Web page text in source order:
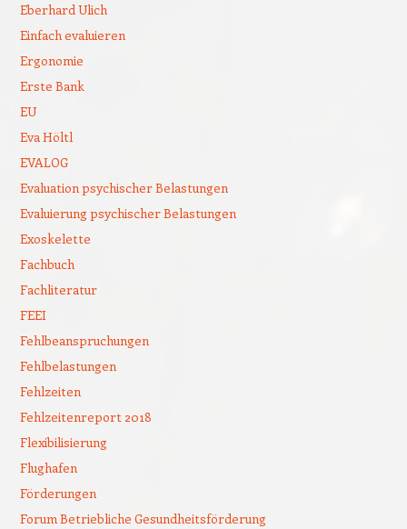
Eberhard Ulich
Einfach evaluieren
Ergonomie
Erste Bank
EU
Eva Höltl
EVALOG
Evaluation psychischer Belastungen
Evaluierung psychischer Belastungen
Exoskelette
Fachbuch
Fachliteratur
FEEI
Fehlbeanspruchungen
Fehlbelastungen
Fehlzeiten
Fehlzeitenreport 2018
Flexibilisierung
Flughafen
Förderungen
Forum Betriebliche Gesundheitsförderung